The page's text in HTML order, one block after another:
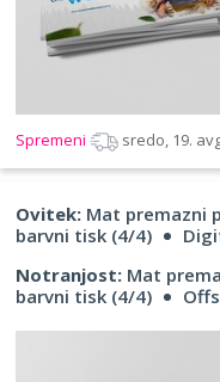
Spremeni sredo, 19.
Ovitek: Mat premazni
barvni tisk (4/4)
Notranjost: Mat
barvni tisk (4/4)